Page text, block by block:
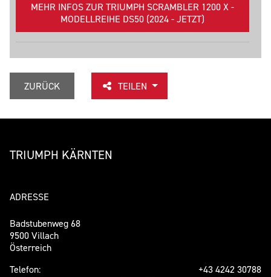
MEHR INFOS ZUR TRIUMPH SCRAMBLER 1200 X -
MODELLREIHE DS50 (2024 - JETZT)
ZURÜCK TEILEN
TRIUMPH KÄRNTEN
ADRESSE
Badstubenweg 68
9500 Villach
Österreich
Telefon:
+43 4242 30788